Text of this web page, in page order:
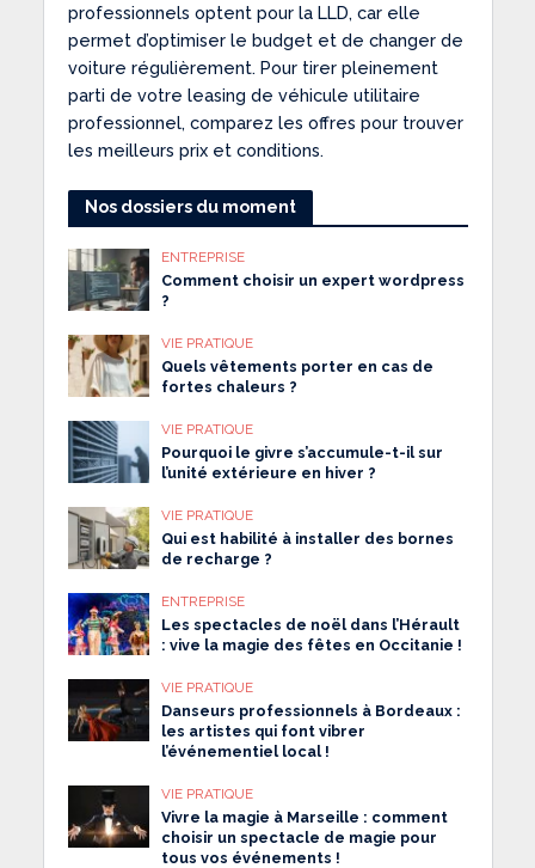
professionnels optent pour la LLD, car elle
permet d’optimiser le budget et de changer de
voiture régulièrement. Pour tirer pleinement
parti de votre leasing de véhicule utilitaire
professionnel, comparez les offres pour trouver
les meilleurs prix et conditions.
Nos dossiers du moment
ENTREPRISE
Comment choisir un expert wordpress
?
VIE PRATIQUE
Quels vêtements porter en cas de
fortes chaleurs ?
VIE PRATIQUE
Pourquoi le givre s’accumule-t-il sur
l’unité extérieure en hiver ?
VIE PRATIQUE
Qui est habilité à installer des bornes
de recharge ?
ENTREPRISE
Les spectacles de noël dans l’Hérault
: vive la magie des fêtes en Occitanie !
VIE PRATIQUE
Danseurs professionnels à Bordeaux :
les artistes qui font vibrer
l’événementiel local !
VIE PRATIQUE
Vivre la magie à Marseille : comment
choisir un spectacle de magie pour
tous vos événements !